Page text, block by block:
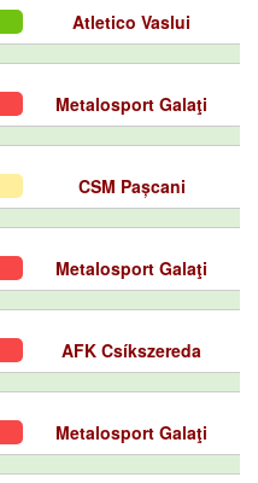
Atletico Vaslui
Metalosport Galaţi
CSM Pașcani
Metalosport Galaţi
AFK Csíkszereda
Metalosport Galaţi